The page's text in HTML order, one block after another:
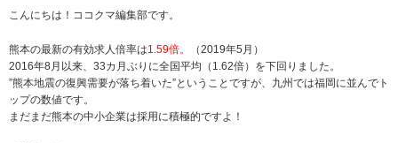
こんにちは！ココクマ編集部です。
熊本の最新の有効求人倍率は1.59倍。 （2019年5月 ）
2016年8月以来、33カ月ぶりに全国平均（1.62倍）を下回りました。
”熊本地震の復興需要が落ち着いた”ということですが、九州では福岡に並んでト
ップの数値です。
まだまだ熊本の中小企業は採用に積極的ですよ！